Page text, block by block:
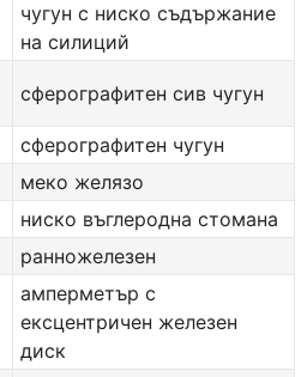
чугун с ниско съдържание
на силиций
сферографитен сив чугун
сферографитен чугун
меко желязо
ниско въглеродна стомана
ранножелезен
амперметър с
ексцентричен железен
диск